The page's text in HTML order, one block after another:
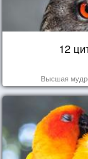
12
Высшая